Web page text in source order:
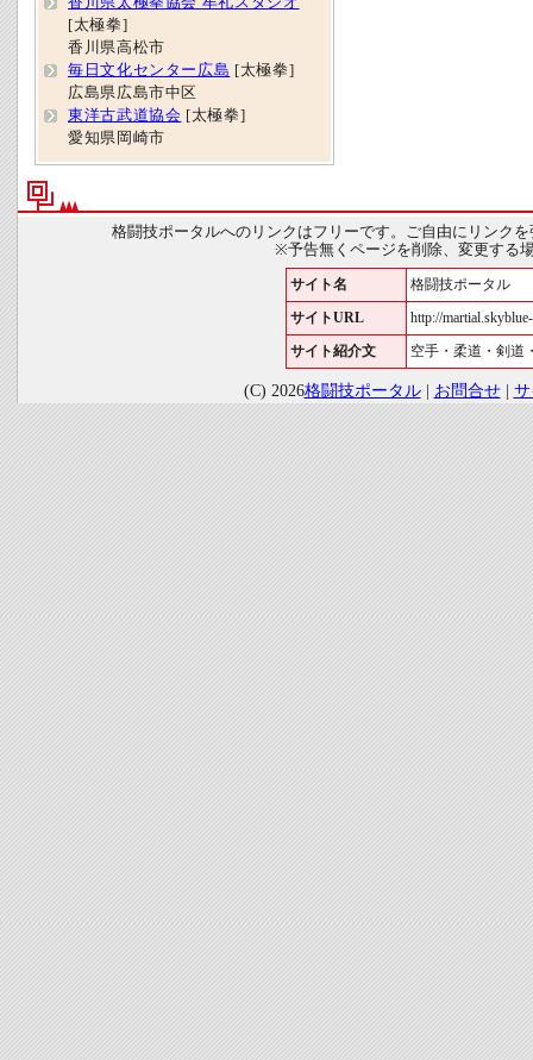
[太極拳]
香川県高松市
毎日文化センター広島 [太極拳]
広島県広島市中区
東洋古武道協会 [太極拳]
愛知県岡崎市
格闘技ポータルへのリンクはフリーです。ご自由にリンク
※予告無くページを削除、変更する
サイト名 格闘技ポータル
サイトURL http://
サイト紹介文 空手・柔道・剣道
(C) 2026格闘技ポータル| お問合せ|